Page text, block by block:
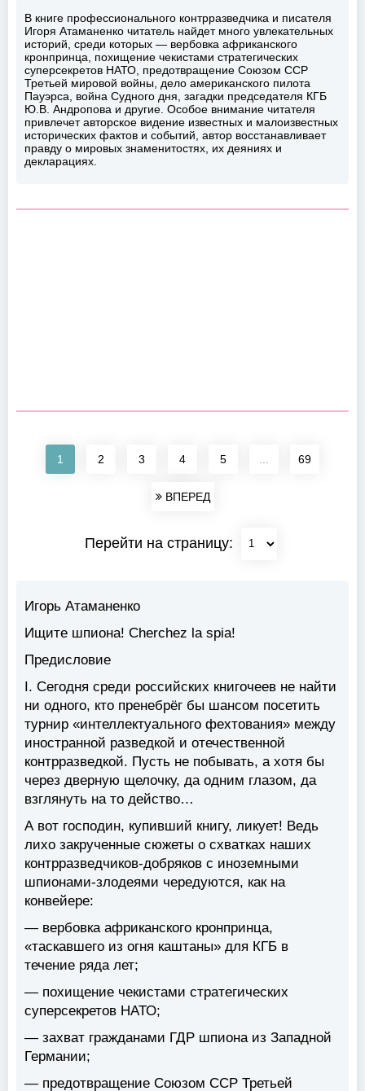
В книге профессионального контрразведчика и писателя
Игоря Атаманенко читатель найдет много увлекательных
историй, среди которых — вербовка африканского
кронпринца, похищение чекистами стратегических
суперсекретов НАТО, предотвращение Союзом ССР
Третьей мировой войны, дело американского пилота
Пауэрса, война Судного дня, загадки председателя КГБ
Ю.В. Андропова и другие. Особое внимание читателя
привлечет авторское видение известных и малоизвестных
исторических фактов и событий, автор восстанавливает
правду о мировых знаменитостях, их деяниях и
декларациях.
1 2 3 4 5 69
ВПЕРЕД
Перейти на страницу:
Игорь Атаманенко
Ищите шпиона! Cherchez la spia!
Предисловие
I. Сегодня среди российских книгочеев не найти
ни одного, кто пренебрёг бы шансом посетить
турнир «интеллектуального фехтования» между
иностранной разведкой и отечественной
контрразведкой. Пусть не побывать, а хотя бы
через дверную щелочку, да одним глазом, да
взглянуть на то действо…
А вот господин, купивший книгу, ликует! Ведь
лихо закрученные сюжеты о схватках наших
контрразведчиков-добряков с иноземными
шпионами-злодеями чередуются, как на
конвейере:
— вербовка африканского кронпринца,
«таскавшего из огня каштаны» для КГБ в
течение ряда лет;
— похищение чекистами стратегических
суперсекретов НАТО;
— захват гражданами ГДР шпиона из Западной
Германии;
— предотвращение Союзом ССР Третьей